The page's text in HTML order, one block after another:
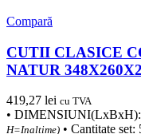
Compară
CUTII CLASICE
NATUR
419,27 lei cu TVA
• DIMENSIUNI(LxBxH):
H=Inaltime) • Cantitate